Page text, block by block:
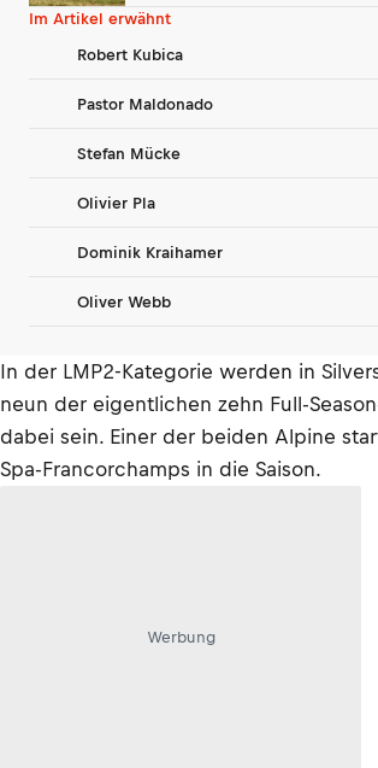
Im Artikel erwähnt
Robert Kubica
Pastor Maldonado
Stefan Mücke
Olivier Pla
Dominik Kraihamer
Oliver Webb
In der LMP2-Kategorie werden in
neun der eigentlichen zehn Full-
dabei sein. Einer der beiden Alpine
Spa-Francorchamps in die Saison.
Werbung